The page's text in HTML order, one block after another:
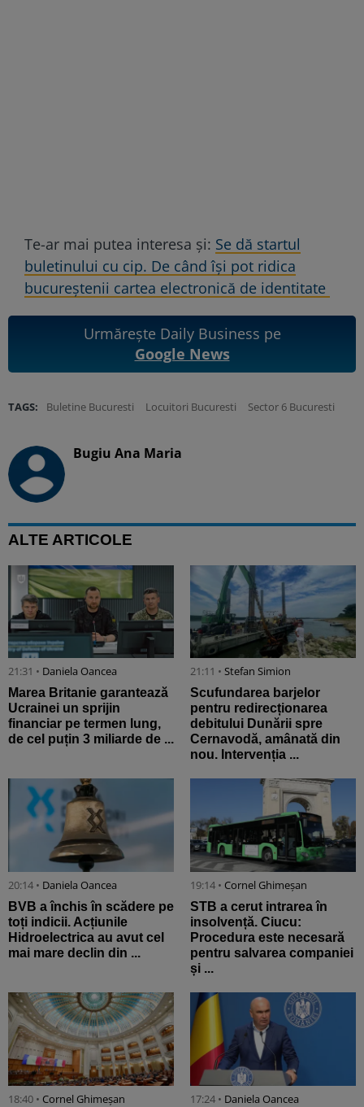
Te-ar mai putea interesa și: Se dă startul
buletinului cu cip. De când își pot ridica
bucureștenii cartea electronică de identitate
Urmărește Daily Business pe
Google News
TAGS: Buletine Bucuresti Locuitori Bucuresti Sector 6 Bucuresti
Bugiu ⁠Ana Maria
ALTE ARTICOLE
21:31 • Daniela Oancea
Marea Britanie garantează
Ucrainei un sprijin
financiar pe termen lung,
de cel puțin 3 miliarde de ...
21:11 • Stefan Simion
Scufundarea barjelor
pentru redirecționarea
debitului Dunării spre
Cernavodă, amânată din
nou. Intervenția ...
20:14 • Daniela Oancea
BVB a închis în scădere pe
toți indicii. Acțiunile
Hidroelectrica au avut cel
mai mare declin din ...
19:14 • Cornel Ghimeșan
STB a cerut intrarea în
insolvență. Ciucu:
Procedura este necesară
pentru salvarea companiei
și ...
18:40 • Cornel Ghimeșan 17:24 • Daniela Oancea